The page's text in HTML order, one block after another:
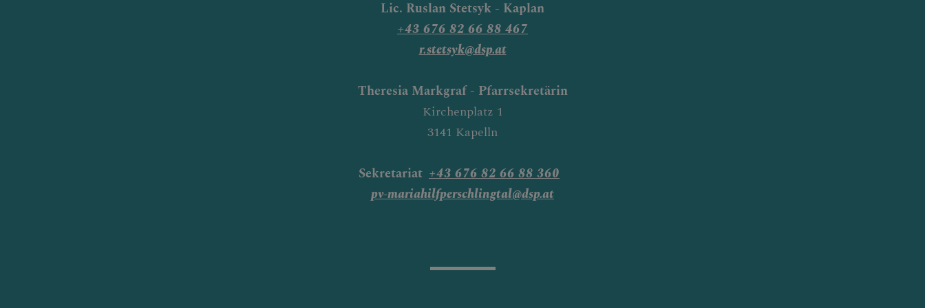
Lic. Ruslan Stetsyk - Kaplan
+43 676 82 66 88 467
r.stetsyk@dsp.at
Theresia Markgraf - Pfarrsekretärin
Kirchenplatz 1
3141 Kapelln
Sekretariat +43 676 82 66 88 360
pv-mariahilfperschlingtal@dsp.at